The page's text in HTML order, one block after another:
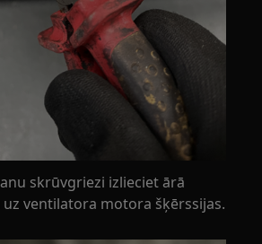
skrūvgriezi izlieciet ārā
ventilatora motora šķērssijas.